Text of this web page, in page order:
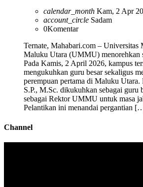
calendar_month Kam, 2 Apr
account_circle Sadam
0Komentar
Ternate, Mahabari.com – Universitas
Maluku Utara (UMMU) menorehkan
Pada Kamis, 2 April 2026, kampus
mengukuhkan guru besar sekaligus
perempuan pertama di Maluku
S.P., M.Sc. dikukuhkan sebagai guru
sebagai Rektor UMMU untuk masa
Pelantikan ini menandai pergantian
Channel